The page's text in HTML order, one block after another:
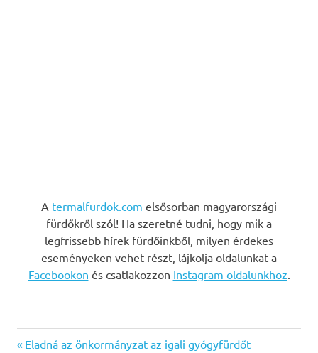
A termalfurdok.com elsősorban magyarországi
fürdőkről szól! Ha szeretné tudni, hogy mik a
legfrissebb hírek fürdőinkből, milyen érdekes
eseményeken vehet részt, lájkolja oldalunkat a
Facebookon és csatlakozzon Instagram oldalunkhoz
Previous
Eladná az önkormányzat az igali gyógyfürdőt